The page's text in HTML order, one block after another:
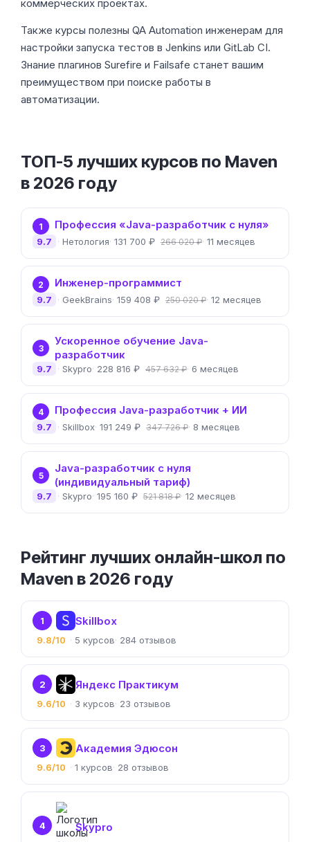
коммерческих проектах.
Также курсы полезны QA Automation инженерам для
настройки запуска тестов в Jenkins или GitLab CI.
Знание плагинов Surefire и Failsafe станет вашим
преимуществом при поиске работы в
автоматизации.
ТОП-5 лучших курсов по Maven
в 2026 году
1 Профессия «Java-разработчик с нуля»
Нетология 131 700 ₽ 266 020 ₽ 11 месяцев
9.7
2 Инженер-программист
GeekBrains 159 408 ₽ 250 020 ₽ 12 месяцев
9.7
3
Ускоренное обучение Java-
разработчик
Skypro 228 816 ₽ 457 632 ₽ 6 месяцев
9.7
4 Профессия Java-разработчик + ИИ
Skillbox 191 249 ₽ 347 726 ₽ 8 месяцев
9.7
5
Java-разработчик с нуля
(индивидуальный тариф)
Skypro 195 160 ₽ 521 818 ₽ 12 месяцев
9.7
Рейтинг лучших онлайн-школ по
Maven в 2026 году
1 Skillbox
9.8/10 5 284
2 Яндекс Практикум
9.6/10 3 23
3 Академия Эдюсон
9.6/10 1 28
4 Skypro